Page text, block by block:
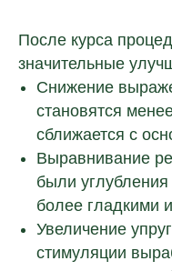
После курса
значительные
Снижение
становятся
сближается с
Выравнивание
были
более гладкими
Увеличение
стимуляции